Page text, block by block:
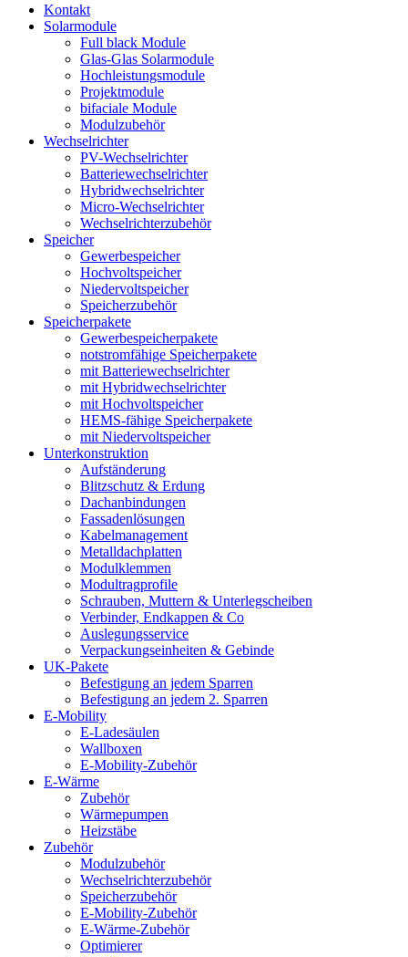
Kontakt
Solarmodule
Full black Module
Glas-Glas Solarmodule
Hochleistungsmodule
Projektmodule
bifaciale Module
Modulzubehör
Wechselrichter
PV-Wechselrichter
Batteriewechselrichter
Hybridwechselrichter
Micro-Wechselrichter
Wechselrichterzubehör
Speicher
Gewerbespeicher
Hochvoltspeicher
Niedervoltspeicher
Speicherzubehör
Speicherpakete
Gewerbespeicherpakete
notstromfähige Speicherpakete
mit Batteriewechselrichter
mit Hybridwechselrichter
mit Hochvoltspeicher
HEMS-fähige Speicherpakete
mit Niedervoltspeicher
Unterkonstruktion
Aufständerung
Blitzschutz & Erdung
Dachanbindungen
Fassadenlösungen
Kabelmanagement
Metalldachplatten
Modulklemmen
Modultragprofile
Schrauben, Muttern & Unterlegscheiben
Verbinder, Endkappen & Co
Auslegungsservice
Verpackungseinheiten & Gebinde
UK-Pakete
Befestigung an jedem Sparren
Befestigung an jedem 2. Sparren
E-Mobility
E-Ladesäulen
Wallboxen
E-Mobility-Zubehör
E-Wärme
Zubehör
Wärmepumpen
Heizstäbe
Zubehör
Modulzubehör
Wechselrichterzubehör
Speicherzubehör
E-Mobility-Zubehör
E-Wärme-Zubehör
Optimierer